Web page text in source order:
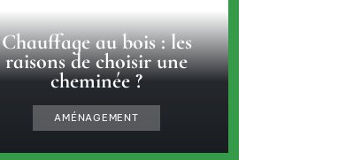
Chauffage au bois : les
raisons de choisir une
cheminée ?
AMÉNAGEMENT